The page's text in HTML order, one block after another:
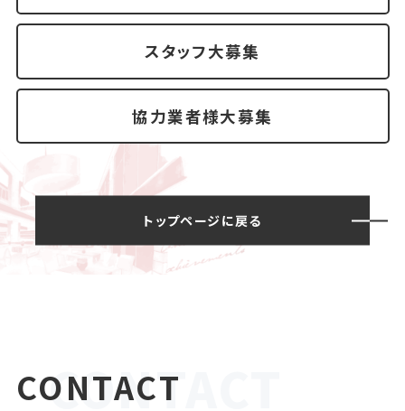
スタッフ大募集
協力業者様大募集
トップページに戻る
CONTACT